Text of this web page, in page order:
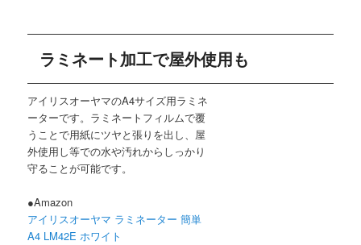
ラミネート加工で屋外使用も
アイリスオーヤマのA4サイズ用ラミネ
ーターです。ラミネートフィルムで覆
うことで用紙にツヤと張りを出し、屋
外使用し等での水や汚れからしっかり
守ることが可能です。
●Amazon
アイリスオーヤマ ラミネーター 簡単
A4 LM42E ホワイト